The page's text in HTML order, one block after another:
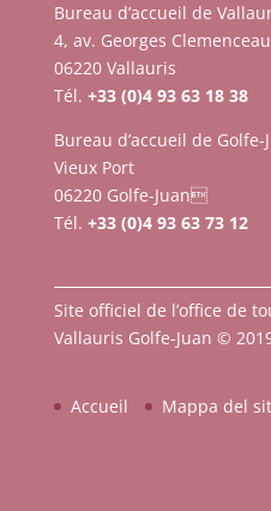
Bureau d’accueil de
4, av. Georges Clemenceau
06220 Vallauris
Tél. +33 (0)4 93 63 18 38
Bureau d’accueil de
Vieux Port
06220 Golfe-Juan
Tél. +33 (0)4 93 63 73 12
Site officiel de l’office de
Vallauris Golfe-Juan ©
Accueil Mappa del